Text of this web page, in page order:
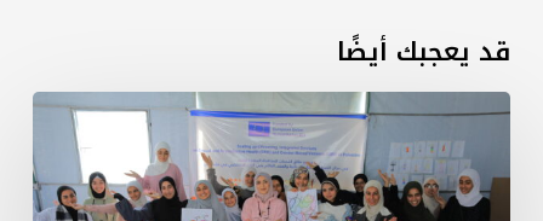
قد يعجبك أيضًا
سبارك
تطلق
مبادرة